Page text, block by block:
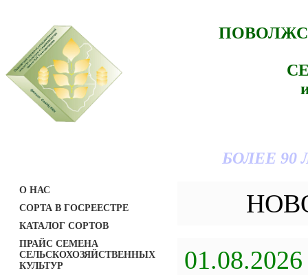
БОЛЕЕ
О НАС
СОРТА В ГОСРЕЕСТРЕ
КАТАЛОГ СОРТОВ
ПРАЙС СЕМЕНА
СЕЛЬСКОХОЗЯЙСТВЕННЫХ
КУЛЬТУР
01.08.2026